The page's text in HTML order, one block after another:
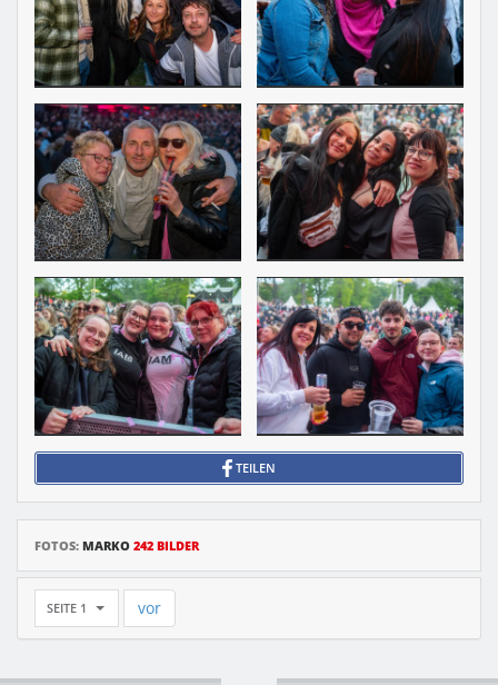
TEILEN
FOTOS: MARKO 242 BILDER
SEITE 1 vor